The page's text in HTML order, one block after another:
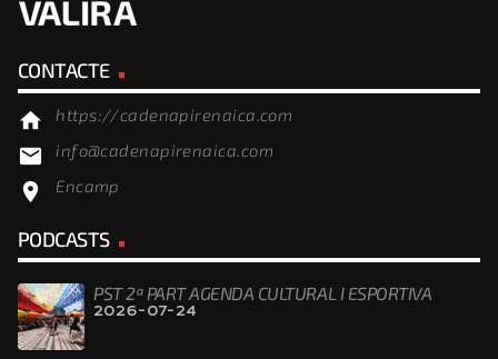
CONTACTE
home https://cadenapirenaica.com
email info@cadenapirenaica.com
location_on Encamp
PODCASTS
PST 2ª PART AGENDA CULTURAL I ESPORTIVA
2026-07-24